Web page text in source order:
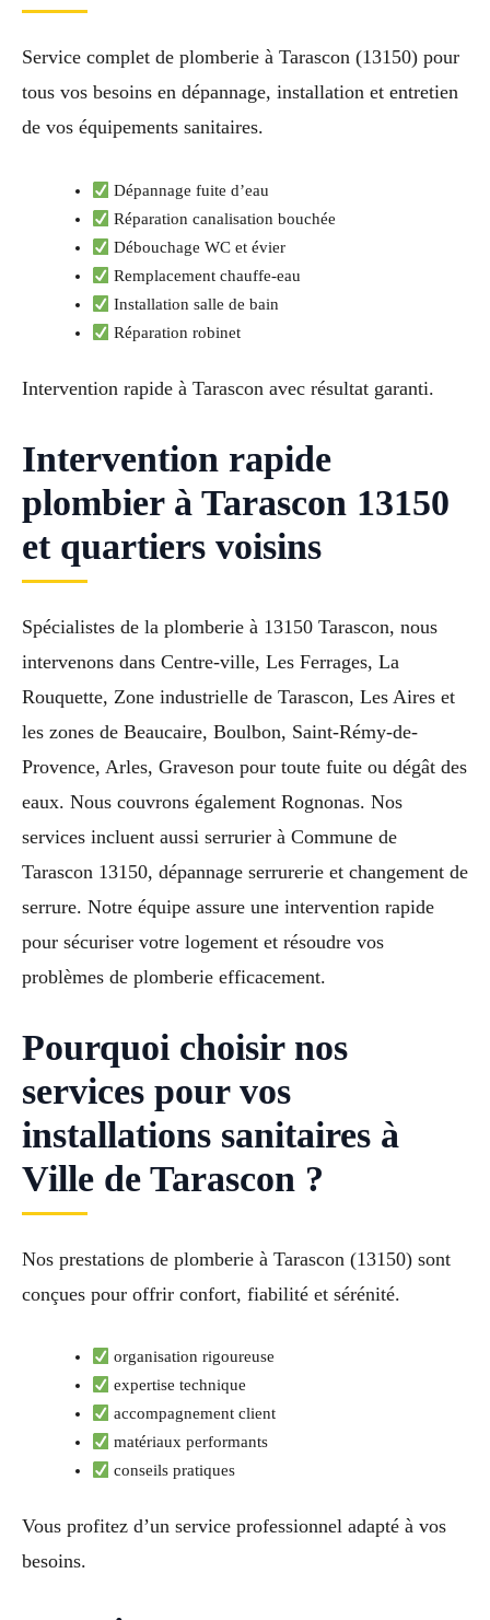
Service complet de plomberie à Tarascon (13150) pour
tous vos besoins en dépannage, installation et entretien
de vos équipements sanitaires.
Dépannage fuite d’eau
Réparation canalisation bouchée
Débouchage WC et évier
Remplacement chauffe-eau
Installation salle de bain
Réparation robinet
Intervention rapide à Tarascon avec résultat garanti.
Intervention rapide
plombier à Tarascon 13150
et quartiers voisins
Spécialistes de la plomberie à 13150 Tarascon, nous
intervenons dans Centre-ville, Les Ferrages, La
Rouquette, Zone industrielle de Tarascon, Les Aires et
les zones de Beaucaire, Boulbon, Saint-Rémy-de-
Provence, Arles, Graveson pour toute fuite ou dégât des
eaux. Nous couvrons également Rognonas. Nos
services incluent aussi serrurier à Commune de
Tarascon 13150, dépannage serrurerie et changement de
serrure. Notre équipe assure une intervention rapide
pour sécuriser votre logement et résoudre vos
problèmes de plomberie efficacement.
Pourquoi choisir nos
services pour vos
installations sanitaires à
Ville de Tarascon ?
Nos prestations de plomberie à Tarascon (13150) sont
conçues pour offrir confort, fiabilité et sérénité.
organisation rigoureuse
expertise technique
accompagnement client
matériaux performants
conseils pratiques
Vous profitez d’un service professionnel adapté à vos
besoins.